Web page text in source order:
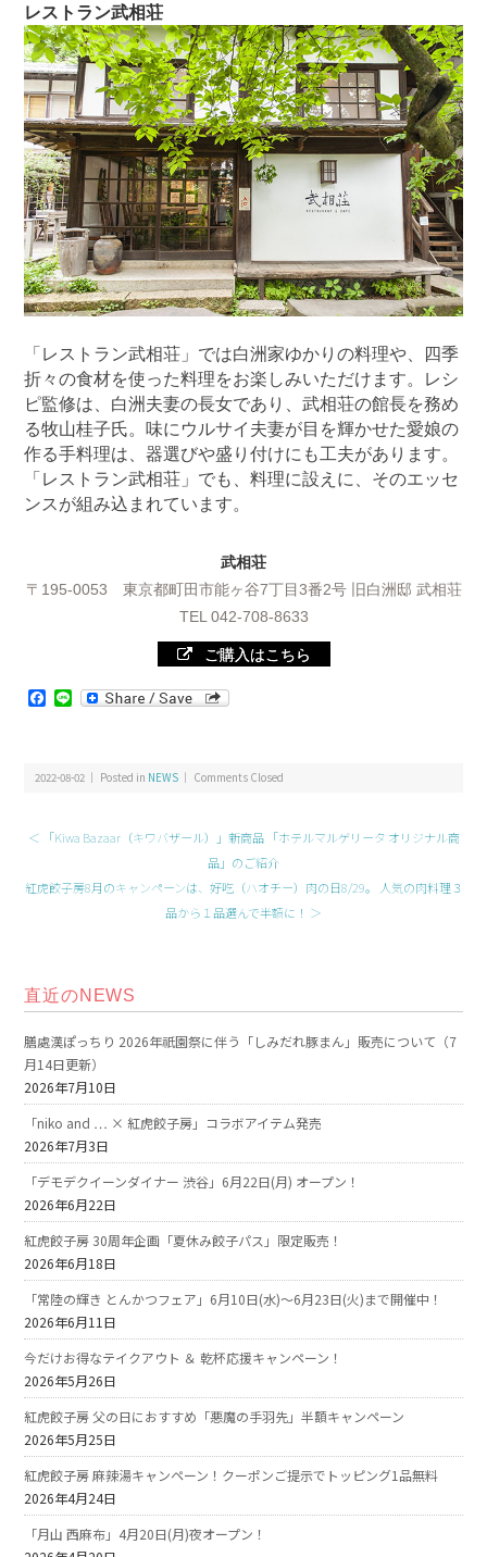
レストラン武相荘
「レストラン武相荘」では白洲家ゆかりの料理や、四季
折々の食材を使った料理をお楽しみいただけます。レシ
ピ監修は、白洲夫妻の長女であり、武相荘の館長を務め
る牧山桂子氏。味にウルサイ夫妻が目を輝かせた愛娘の
作る手料理は、器選びや盛り付けにも工夫があります。
「レストラン武相荘」でも、料理に設えに、そのエッセ
ンスが組み込まれています。
武相荘
〒195-0053 東京都町田市能ヶ谷7丁目3番2号 旧白洲邸 武相荘
TEL 042-708-8633
ご購入はこちら
Facebook
Line
2022-08-02 ｜ Posted in NEWS Comments Closed
＜ 「Kiwa Bazaar（キワバザール）」新商品 「ホテルマルゲリータ オリジナル商
品」のご紹介
紅虎餃子房8月のキャンペーンは、好吃（ハオチー）肉の日8/29。 人気の肉料理３
品から１品選んで半額に！ ＞
直近のNEWS
膳處漢ぽっちり 2026年祇園祭に伴う「しみだれ豚まん」販売について（7
月14日更新）
2026年7月10日
「niko and … × 紅虎餃子房」コラボアイテム発売
2026年7月3日
「デモデクイーンダイナー 渋谷」6月22日(月) オープン！
2026年6月22日
紅虎餃子房 30周年企画「夏休み餃子パス」限定販売！
2026年6月18日
「常陸の輝き とんかつフェア」6月10日(水)～6月23日(火)まで開催中！
2026年6月11日
今だけお得なテイクアウト ＆ 乾杯応援キャンペーン！
2026年5月26日
紅虎餃子房 父の日におすすめ「悪魔の手羽先」半額キャンペーン
2026年5月25日
紅虎餃子房 麻辣湯キャンペーン！クーポンご提示でトッピング1品無料
2026年4月24日
「月山 西麻布」4月20日(月)夜オープン！